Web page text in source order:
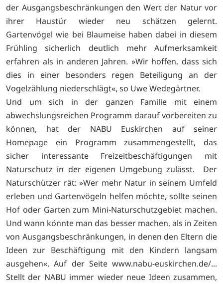
der Ausgangsbeschränkungen den Wert der Natur vor
ihrer Haustür wieder neu schätzen gelernt.
Gartenvögel wie bei Blaumeise haben dabei in diesem
Frühling sicherlich deutlich mehr Aufmerksamkeit
erfahren als in anderen Jahren. »Wir hoffen, dass sich
dies in einer besonders regen Beteiligung an der
Vogelzählung niederschlägt«, so Uwe Wedegärtner.
Und um sich in der ganzen Familie mit einem
abwechslungsreichen Programm darauf vorbereiten zu
können, hat der NABU Euskirchen auf seiner
Homepage ein Programm zusammengestellt, das
sicher interessante Freizeitbeschäftigungen mit
Naturschutz in der eigenen Umgebung zulässt. Der
Naturschützer rät: »Wer mehr Natur in seinem Umfeld
erleben und Gartenvögeln helfen möchte, sollte seinen
Hof oder Garten zum Mini-Naturschutzgebiet machen.
Und wann könnte man das besser machen, als in Zeiten
von Ausgangsbeschränkungen, in denen den Eltern die
Ideen zur Beschäftigung mit den Kindern langsam
ausgehen«. Auf der Seite www.nabu-euskirchen.de/...
Stellt der NABU immer wieder neue Ideen zusammen,